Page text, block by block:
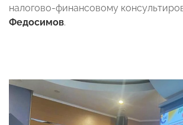
налогово-финансовому
Федосимов.